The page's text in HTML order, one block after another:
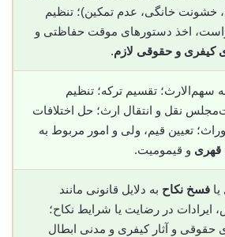
خشونت خانگی، عدم تمکین)؛ تنظیم
اخذ دستورهای موقت حفاظتی و
کیفری و حقوقی لازم.
سهم‌الارث؛ تقسیم ترکه؛ تنظیم
نقل و انتقال ارث؛ حل اختلافات
تعیین قیم، ولی و امور مربوط به
قهری و قیمومیت.
فسخ نکاح به دلایل قانونی مانند
ایرادات در رضایت یا شرایط نکاح؛
حقوقی و آثار کیفری و مدنی ابطال